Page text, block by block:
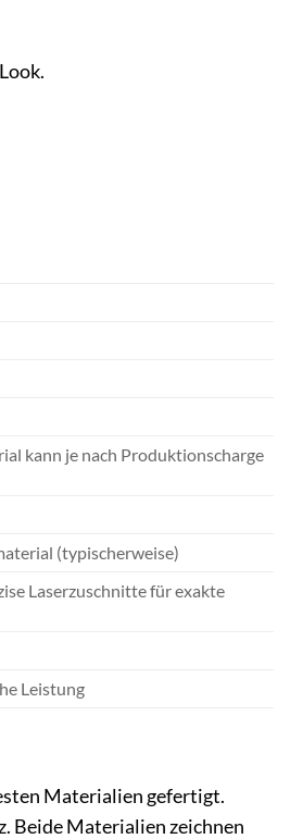
kann je nach Produktionscharge
(typischerweise)
Laserzuschnitte für exakte
Leistung
Materialien gefertigt.
Beide Materialien zeichnen